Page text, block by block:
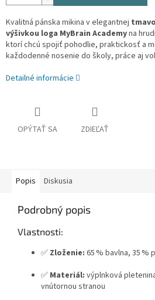
Kvalitná pánska mikina v elegantnej
výšivkou loga MyBrain Academyna
ktorí chcú spojiť pohodlie, praktickosť a
každodenné nosenie do školy, práce aj
Detailné informácie
OPÝTAŤ SA ZDIEĽAŤ
Popis Diskusia
Podrobný popis
Vlastnosti:
✅ Zloženie: 65 % bavlna, 35 %
✅ Materiál: výplnková
vnútornou stranou